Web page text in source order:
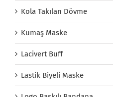
Kola Takılan Dövme
Kumaş Maske
Lacivert Buff
Lastik Biyeli Maske